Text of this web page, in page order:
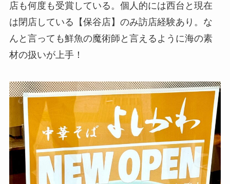
店も何度も受賞している。個人的には西台と現在
は閉店している【保谷店】のみ訪店経験あり。な
んと言っても鮮魚の魔術師と言えるように海の素
材の扱いが上手！